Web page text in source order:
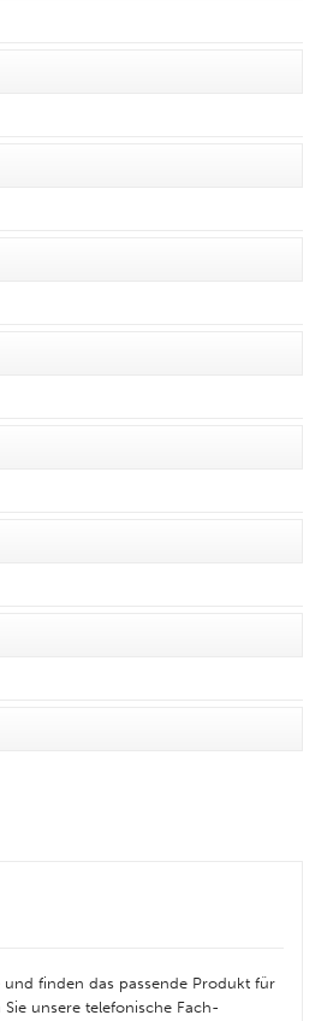
und finden das passende Produkt für
unsere telefonische Fach-